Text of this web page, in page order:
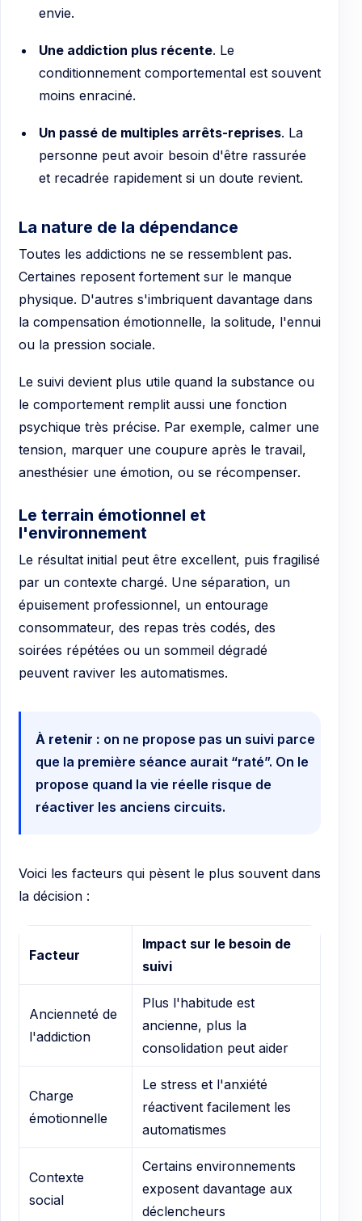
envie.
Une addiction plus récente. Le
conditionnement comportemental est souvent
moins enraciné.
Un passé de multiples arrêts-reprises. La
personne peut avoir besoin d'être rassurée
et recadrée rapidement si un doute revient.
La nature de la dépendance
Toutes les addictions ne se ressemblent pas.
Certaines reposent fortement sur le manque
physique. D'autres s'imbriquent davantage dans
la compensation émotionnelle, la solitude, l'ennui
ou la pression sociale.
Le suivi devient plus utile quand la substance ou
le comportement remplit aussi une fonction
psychique très précise. Par exemple, calmer une
tension, marquer une coupure après le travail,
anesthésier une émotion, ou se récompenser.
Le terrain émotionnel et
l'environnement
Le résultat initial peut être excellent, puis fragilisé
par un contexte chargé. Une séparation, un
épuisement professionnel, un entourage
consommateur, des repas très codés, des
soirées répétées ou un sommeil dégradé
peuvent raviver les automatismes.
À retenir : on ne propose pas un suivi parce
que la première séance aurait “raté”. On le
propose quand la vie réelle risque de
réactiver les anciens circuits.
Voici les facteurs qui pèsent le plus souvent dans
la décision :
Facteur
Impact sur le besoin de
suivi
Ancienneté de
l'addiction
Plus l'habitude est
ancienne, plus la
consolidation peut aider
Charge
émotionnelle
Le stress et l'anxiété
réactivent facilement les
automatismes
Contexte
social
Certains environnements
exposent davantage aux
déclencheurs